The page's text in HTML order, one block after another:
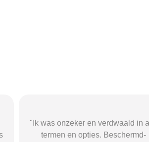
"Beschermd-Wonen.nl hielp mij
de juiste informatie te vinden en